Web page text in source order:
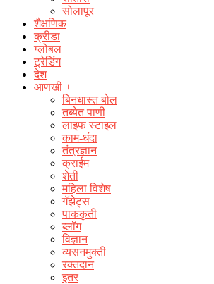
सोलापूर
शैक्षणिक
क्रीडा
ग्लोबल
ट्रेडिंग
देश
आणखी +
बिनधास्त बोल
तब्येत पाणी
लाइफ स्टाइल
काम-धंदा
तंत्रज्ञान
क्राईम
शेती
महिला विशेष
गॅझेट्स
पाककृती
ब्लॉग
विज्ञान
व्यसनमुक्ती
रक्‍तदान
इतर